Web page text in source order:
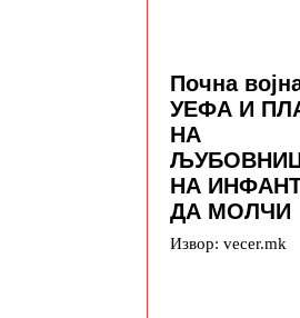
Почна
УЕФА И
НА
НА
ДА МОЛЧИ
Извор: vecer.mk